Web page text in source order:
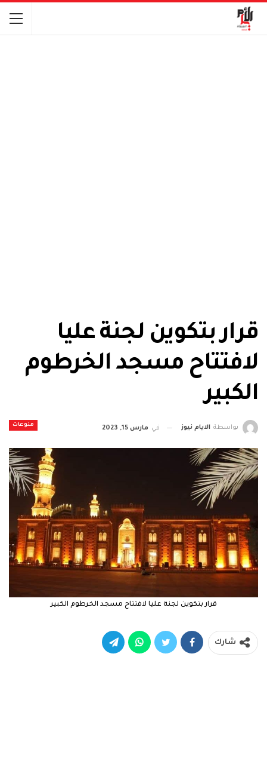
قرار بتكوين لجنة عليا
لافتتاح مسجد الخرطوم
الكبير
منوعات بواسطة الايام نيوز في مارس 15, 2023
قرار بتكوين لجنة عليا لافتتاح مسجد الخرطوم الكبير
شارك